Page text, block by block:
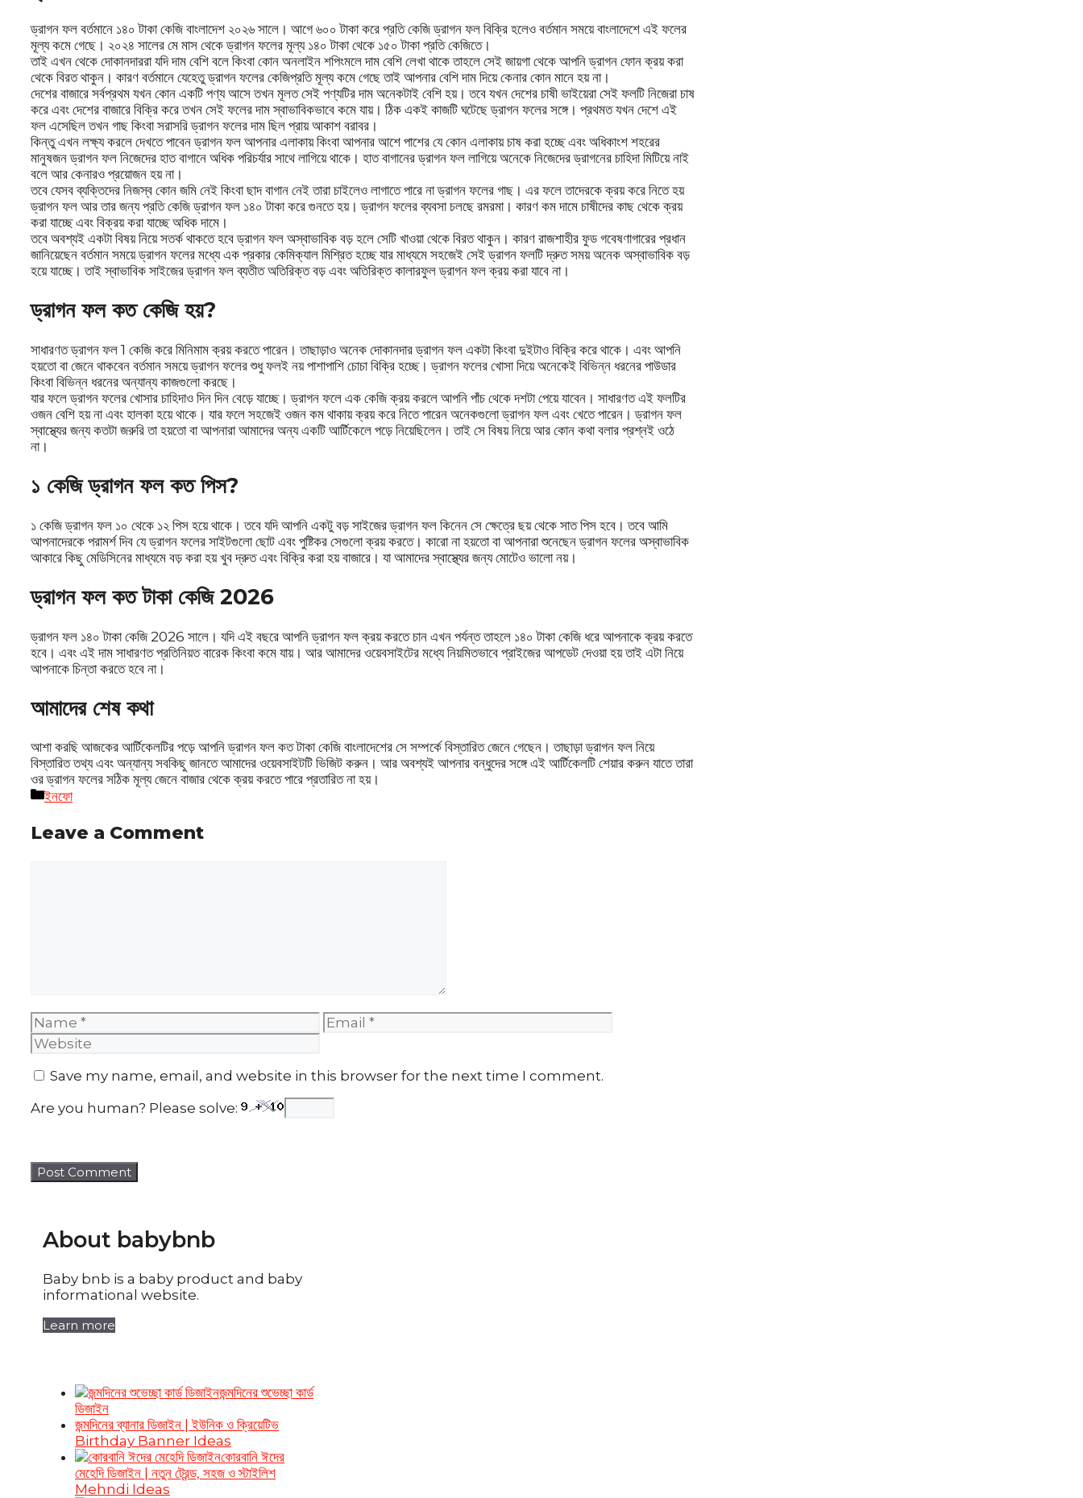
ড্রাগন ফল বর্তমানে ১৪০ টাকা কেজি বাংলাদেশ ২০২৬ সালে। আগে ৬০০ টাকা করে প্রতি কেজি ড্রাগন ফল বিক্রি হলেও বর্তমান সময়ে বাংলাদেশে এই ফলের
মূল্য কমে গেছে। ২০২৪ সালের মে মাস থেকে ড্রাগন ফলের মূল্য ১৪০ টাকা থেকে ১৫০ টাকা প্রতি কেজিতে।
তাই এখন থেকে দোকানদাররা যদি দাম বেশি বলে কিংবা কোন অনলাইন শপিংমলে দাম বেশি লেখা থাকে তাহলে সেই জায়গা থেকে আপনি ড্রাগন ফোন ক্রয় করা
থেকে বিরত থাকুন। কারণ বর্তমানে যেহেতু ড্রাগন ফলের কেজিপ্রতি মূল্য কমে গেছে তাই আপনার বেশি দাম দিয়ে কেনার কোন মানে হয় না।
দেশের বাজারে সর্বপ্রথম যখন কোন একটি পণ্য আসে তখন মূলত সেই পণ্যটির দাম অনেকটাই বেশি হয়। তবে যখন দেশের চাষী ভাইয়েরা সেই ফলটি নিজেরা চাষ
করে এবং দেশের বাজারে বিক্রি করে তখন সেই ফলের দাম স্বাভাবিকভাবে কমে যায়। ঠিক একই কাজটি ঘটেছে ড্রাগন ফলের সঙ্গে। প্রথমত যখন দেশে এই
ফল এসেছিল তখন গাছ কিংবা সরাসরি ড্রাগন ফলের দাম ছিল প্রায় আকাশ বরাবর।
কিন্তু এখন লক্ষ্য করলে দেখতে পাবেন ড্রাগন ফল আপনার এলাকায় কিংবা আপনার আশে পাশের যে কোন এলাকায় চাষ করা হচ্ছে এবং অধিকাংশ শহরের
মানুষজন ড্রাগন ফল নিজেদের হাত বাগানে অধিক পরিচর্যার সাথে লাগিয়ে থাকে। হাত বাগানের ড্রাগন ফল লাগিয়ে অনেকে নিজেদের ড্রাগনের চাহিদা মিটিয়ে নাই
বলে আর কেনারও প্রয়োজন হয় না।
তবে যেসব ব্যক্তিদের নিজস্ব কোন জমি নেই কিংবা ছাদ বাগান নেই তারা চাইলেও লাগাতে পারে না ড্রাগন ফলের গাছ। এর ফলে তাদেরকে ক্রয় করে নিতে হয়
ড্রাগন ফল আর তার জন্য প্রতি কেজি ড্রাগন ফল ১৪০ টাকা করে গুনতে হয়। ড্রাগন ফলের ব্যবসা চলছে রমরমা। কারণ কম দামে চাষীদের কাছ থেকে ক্রয়
করা যাচ্ছে এবং বিক্রয় করা যাচ্ছে অধিক দামে।
তবে অবশ্যই একটা বিষয় নিয়ে সতর্ক থাকতে হবে ড্রাগন ফল অস্বাভাবিক বড় হলে সেটি খাওয়া থেকে বিরত থাকুন। কারণ রাজশাহীর ফুড গবেষণাগারের প্রধান
জানিয়েছেন বর্তমান সময়ে ড্রাগন ফলের মধ্যে এক প্রকার কেমিক্যাল মিশ্রিত হচ্ছে যার মাধ্যমে সহজেই সেই ড্রাগন ফলটি দ্রুত সময় অনেক অস্বাভাবিক বড়
হয়ে যাচ্ছে। তাই স্বাভাবিক সাইজের ড্রাগন ফল ব্যতীত অতিরিক্ত বড় এবং অতিরিক্ত কালারফুল ড্রাগন ফল ক্রয় করা যাবে না।
ড্রাগন ফল কত কেজি হয়?
সাধারণত ড্রাগন ফল 1 কেজি করে মিনিমাম ক্রয় করতে পারেন। তাছাড়াও অনেক দোকানদার ড্রাগন ফল একটা কিংবা দুইটাও বিক্রি করে থাকে। এবং আপনি
হয়তো বা জেনে থাকবেন বর্তমান সময়ে ড্রাগন ফলের শুধু ফলই নয় পাশাপাশি চোচা বিক্রি হচ্ছে। ড্রাগন ফলের খোসা দিয়ে অনেকেই বিভিন্ন ধরনের পাউডার
কিংবা বিভিন্ন ধরনের অন্যান্য কাজগুলো করছে।
যার ফলে ড্রাগন ফলের খোসার চাহিদাও দিন দিন বেড়ে যাচ্ছে। ড্রাগন ফলে এক কেজি ক্রয় করলে আপনি পাঁচ থেকে দশটা পেয়ে যাবেন। সাধারণত এই ফলটির
ওজন বেশি হয় না এবং হালকা হয়ে থাকে। যার ফলে সহজেই ওজন কম থাকায় ক্রয় করে নিতে পারেন অনেকগুলো ড্রাগন ফল এবং খেতে পারেন। ড্রাগন ফল
স্বাস্থ্যের জন্য কতটা জরুরি তা হয়তো বা আপনারা আমাদের অন্য একটি আর্টিকেলে পড়ে নিয়েছিলেন। তাই সে বিষয় নিয়ে আর কোন কথা বলার প্রশ্নই ওঠে
না।
১ কেজি ড্রাগন ফল কত পিস?
১ কেজি ড্রাগন ফল ১০ থেকে ১২ পিস হয়ে থাকে। তবে যদি আপনি একটু বড় সাইজের ড্রাগন ফল কিনেন সে ক্ষেত্রে ছয় থেকে সাত পিস হবে। তবে আমি
আপনাদেরকে পরামর্শ দিব যে ড্রাগন ফলের সাইটগুলো ছোট এবং পুষ্টিকর সেগুলো ক্রয় করতে। কারো না হয়তো বা আপনারা শুনেছেন ড্রাগন ফলের অস্বাভাবিক
আকারে কিছু মেডিসিনের মাধ্যমে বড় করা হয় খুব দ্রুত এবং বিক্রি করা হয় বাজারে। যা আমাদের স্বাস্থ্যের জন্য মোটেও ভালো নয়।
ড্রাগন ফল কত টাকা কেজি 2026
ড্রাগন ফল ১৪০ টাকা কেজি 2026 সালে। যদি এই বছরে আপনি ড্রাগন ফল ক্রয় করতে চান এখন পর্যন্ত তাহলে ১৪০ টাকা কেজি ধরে আপনাকে ক্রয় করতে
হবে। এবং এই দাম সাধারণত প্রতিনিয়ত বারেক কিংবা কমে যায়। আর আমাদের ওয়েবসাইটের মধ্যে নিয়মিতভাবে প্রাইজের আপডেট দেওয়া হয় তাই এটা নিয়ে
আপনাকে চিন্তা করতে হবে না।
আমাদের শেষ কথা
আশা করছি আজকের আর্টিকেলটির পড়ে আপনি ড্রাগন ফল কত টাকা কেজি বাংলাদেশের সে সম্পর্কে বিস্তারিত জেনে গেছেন। তাছাড়া ড্রাগন ফল নিয়ে
বিস্তারিত তথ্য এবং অন্যান্য সবকিছু জানতে আমাদের ওয়েবসাইটটি ভিজিট করুন। আর অবশ্যই আপনার বন্ধুদের সঙ্গে এই আর্টিকেলটি শেয়ার করুন যাতে তারা
ওর ড্রাগন ফলের সঠিক মূল্য জেনে বাজার থেকে ক্রয় করতে পারে প্রতারিত না হয়।
Categories
ইনফো
Leave a Comment
Name Email
Save my name, email, and website in this browser for the next time I comment.
Are you human? Please solve:
About babybnb
Baby bnb is a baby product and baby
informational website.
Learn more
জন্মদিনের শুভেচ্ছা কার্ড
ডিজাইন
জন্মদিনের ব্যানার ডিজাইন | ইউনিক ও ক্রিয়েটিভ
Birthday Banner Ideas
কোরবানি ঈদের
মেহেদি ডিজাইন | নতুন ট্রেন্ড, সহজ ও স্টাইলিশ
Mehndi Ideas